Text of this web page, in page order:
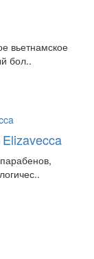
вьетнамское
бол..